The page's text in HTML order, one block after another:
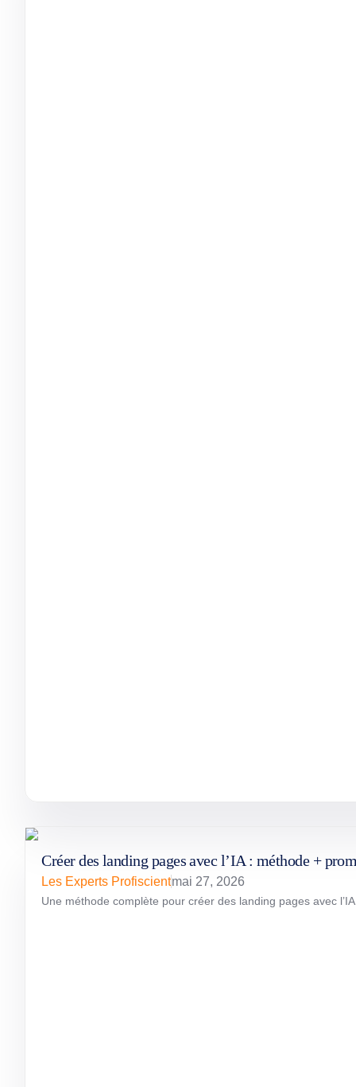
Créer des landing pages avec l’IA : méthode +
Les Experts Profiscientmai 27, 2026
Une méthode complète pour créer des landing pages avec